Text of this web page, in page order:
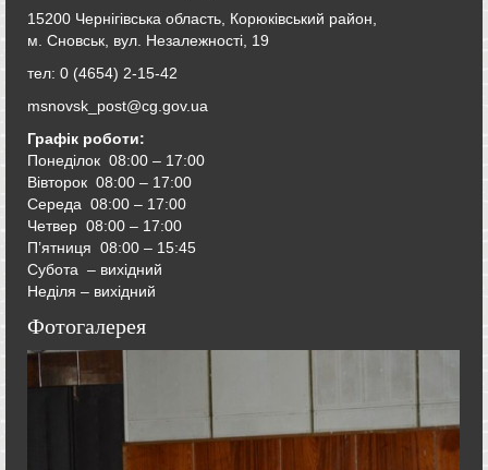
15200 Чернігівська область, Корюківський район,
м. Сновськ, вул. Незалежності, 19
тел: 0 (4654) 2-15-42
msnovsk_post@cg.gov.ua
Графік роботи:
Понеділок 08:00 – 17:00
Вівторок 08:00 – 17:00
Середа 08:00 – 17:00
Четвер 08:00 – 17:00
П’ятниця 08:00 – 15:45
Субота – вихідний
Неділя – вихідний
Фотогалерея